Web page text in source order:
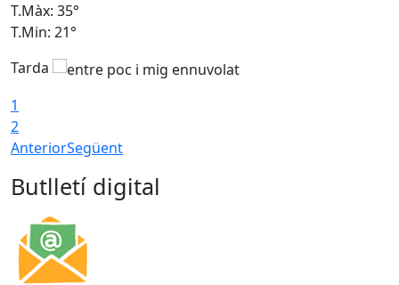
T.Màx: 35°
T.Min: 21°
Tarda
1
2
AnteriorSegüent
Butlletí digital